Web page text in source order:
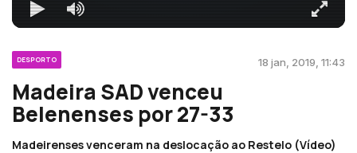
DESPORTO 18 jan, 2019, 11:43
Madeira SAD venceu
Belenenses por 27-33
Madeirenses venceram na deslocação ao Restelo (Vídeo)